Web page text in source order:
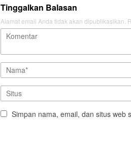
Tinggalkan Balasan
Alamat email Anda tidak akan dipublikasikan.
Simpan nama, email, dan situs web